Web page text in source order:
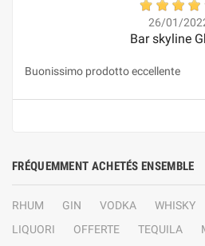
26/01/
Bar skyline
Buonissimo prodotto eccellente
FRÉQUEMMENT ACHETÉS ENSEMBLE
RHUM GIN VODKA WHISKY
LIQUORI
OFFERTE TEQUILA